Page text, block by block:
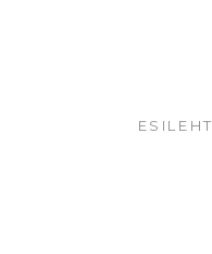
ESILEHT